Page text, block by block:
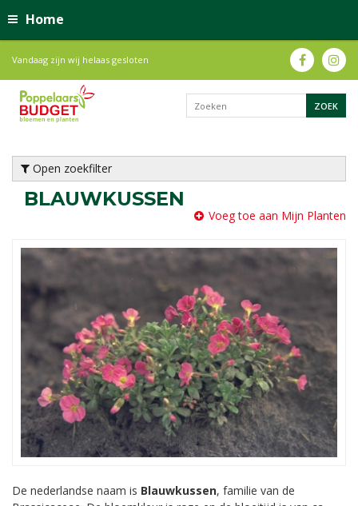
Home
Vandaag zijn wij helaas gesloten
Open zoekfilter
BLAUWKUSSEN
Voeg toe aan Mijn Planten
De nederlandse naam is Blauwkussen, familie van de